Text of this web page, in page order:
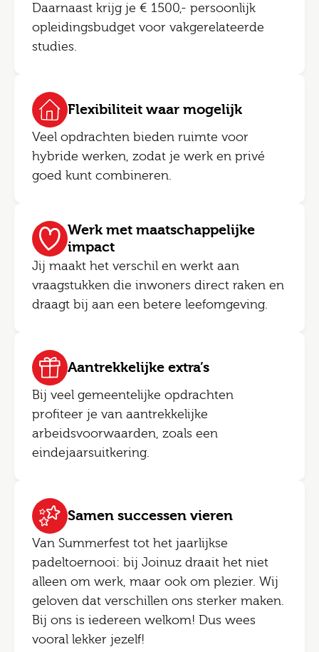
Daarnaast krijg je € 1500,- persoonlijk
opleidingsbudget voor vakgerelateerde
studies.
Flexibiliteit waar mogelijk
Veel opdrachten bieden ruimte voor
hybride werken, zodat je werk en privé
goed kunt combineren.
Werk met maatschappelijke
impact
Jij maakt het verschil en werkt aan
vraagstukken die inwoners direct raken en
draagt bij aan een betere leefomgeving.
Aantrekkelijke extra’s
Bij veel gemeentelijke opdrachten
profiteer je van aantrekkelijke
arbeidsvoorwaarden, zoals een
eindejaarsuitkering.
Samen successen vieren
Van Summerfest tot het jaarlijkse
padeltoernooi: bij Joinuz draait het niet
alleen om werk, maar ook om plezier. Wij
geloven dat verschillen ons sterker maken.
Bij ons is iedereen welkom! Dus wees
vooral lekker jezelf!